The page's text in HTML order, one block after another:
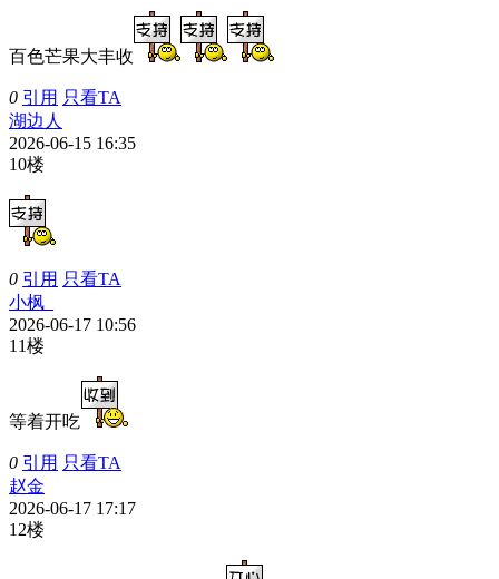
百色芒果大丰收
0 引用 只看TA
湖边人
2026-06-15 16:35
10楼
0 引用 只看TA
小枫_
2026-06-17 10:56
11楼
等着开吃
0 引用 只看TA
赵金
2026-06-17 17:17
12楼